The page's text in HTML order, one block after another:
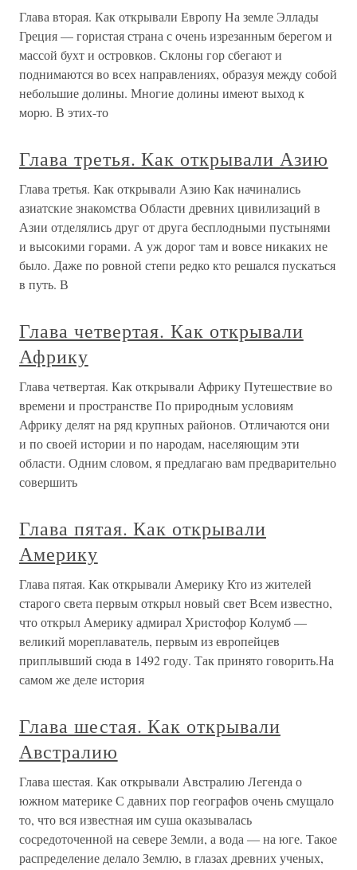
Глава вторая. Как открывали Европу На земле Эллады
Греция — гористая страна с очень изрезанным берегом и
массой бухт и островков. Склоны гор сбегают и
поднимаются во всех направлениях, образуя между собой
небольшие долины. Многие долины имеют выход к
морю. В этих-то
Глава третья. Как открывали Азию
Глава третья. Как открывали Азию Как начинались
азиатские знакомства Области древних цивилизаций в
Азии отделялись друг от друга бесплодными пустынями
и высокими горами. А уж дорог там и вовсе никаких не
было. Даже по ровной степи редко кто решался пускаться
в путь. В
Глава четвертая. Как открывали
Африку
Глава четвертая. Как открывали Африку Путешествие во
времени и пространстве По природным условиям
Африку делят на ряд крупных районов. Отличаются они
и по своей истории и по народам, населяющим эти
области. Одним словом, я предлагаю вам предварительно
совершить
Глава пятая. Как открывали
Америку
Глава пятая. Как открывали Америку Кто из жителей
старого света первым открыл новый свет Всем известно,
что открыл Америку адмирал Христофор Колумб —
великий мореплаватель, первым из европейцев
приплывший сюда в 1492 году. Так принято говорить.На
самом же деле история
Глава шестая. Как открывали
Австралию
Глава шестая. Как открывали Австралию Легенда о
южном материке С давних пор географов очень смущало
то, что вся известная им суша оказывалась
сосредоточенной на севере Земли, а вода — на юге. Такое
распределение делало Землю, в глазах древних ученых,